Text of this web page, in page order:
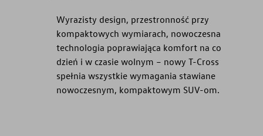
Wyrazisty design, przestronność przy
kompaktowych wymiarach, nowoczesna
technologia poprawiająca komfort na co
dzień i w czasie wolnym – nowy T-Cross
spełnia wszystkie wymagania stawiane
nowoczesnym, kompaktowym SUV-om.